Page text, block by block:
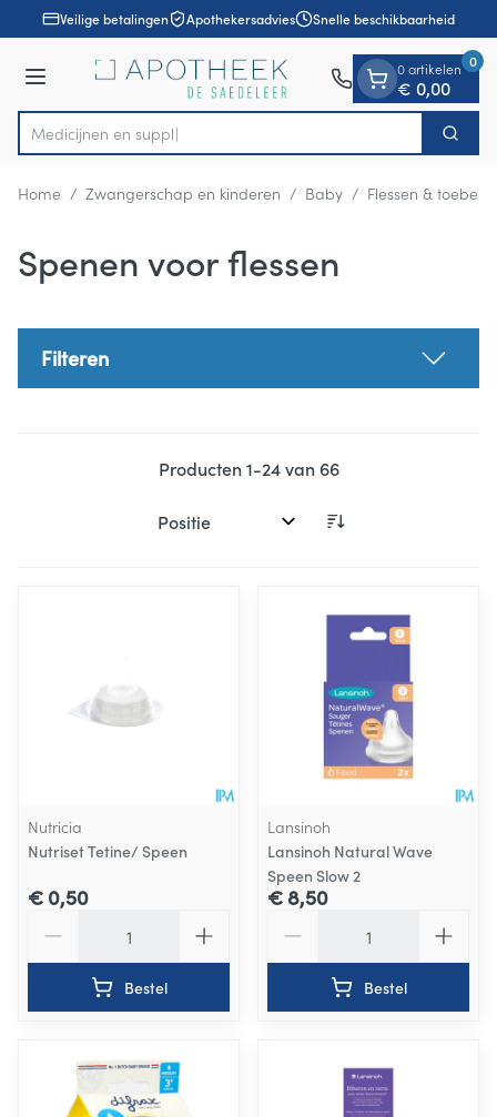
Ga naar de inhoud
1 van 1Veilige betalingen Apothekersadvies Snelle beschikbaarheid
Menu
Product, merk, categorie... Zoek
0 artikelen
€ 0,00
0
Home / Zwangerschap en kinderen / Baby / Flessen &
Spenen voor flessen
Filteren
Producten1-24van 66
Sorteer op:
Nutricia
Nutriset Tetine/ Speen
€ 0,50
Bestel
Lansinoh
Lansinoh Natural Wave
Speen Slow 2
€ 8,50
Bestel